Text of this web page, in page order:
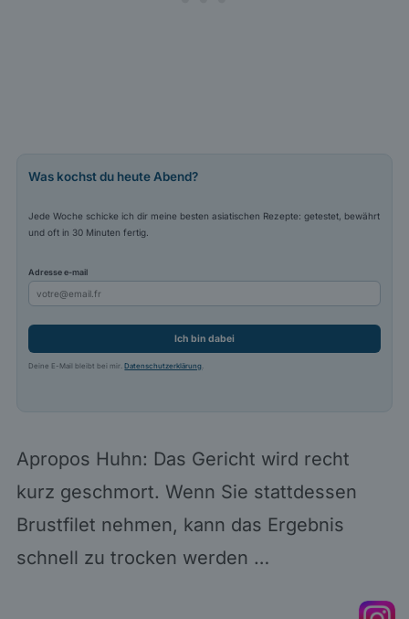
Was kochst du heute Abend?
Jede Woche schicke ich dir meine besten asiatischen Rezepte: getestet, bewährt
und oft in 30 Minuten fertig.
Adresse e-mail
Ich bin dabei
Deine E-Mail bleibt bei mir.Datenschutzerklärung.
Apropos Huhn: Das Gericht wird recht
kurz geschmort. Wenn Sie stattdessen
Brustfilet nehmen, kann das Ergebnis
schnell zu trocken werden …